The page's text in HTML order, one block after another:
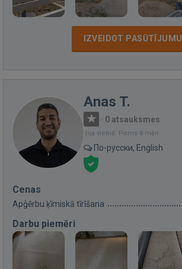
IZVEIDOT PASŪTĪJUMU
Anas T.
· 0 atsauksmes
Bija vietnē: Pirms 8 mēn.
По-русски, English
Cenas
Apģērbu ķīmiskā tīrīšana
Darbu piemēri